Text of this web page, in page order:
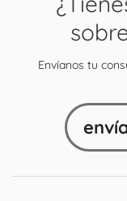
Envíanos tu